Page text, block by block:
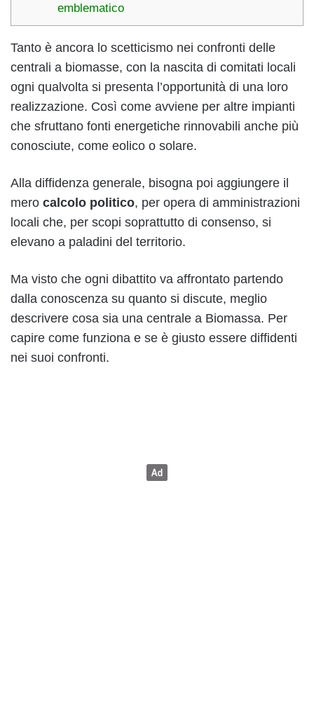
emblematico
Tanto è ancora lo scetticismo nei confronti delle
centrali a biomasse, con la nascita di comitati locali
ogni qualvolta si presenta l’opportunità di una loro
realizzazione. Così come avviene per altre impianti
che sfruttano fonti energetiche rinnovabili anche più
conosciute, come eolico o solare.
Alla diffidenza generale, bisogna poi aggiungere il
mero calcolo politico, per opera di amministrazioni
locali che, per scopi soprattutto di consenso, si
elevano a paladini del territorio.
Ma visto che ogni dibattito va affrontato partendo
dalla conoscenza su quanto si discute, meglio
descrivere cosa sia una centrale a Biomassa. Per
capire come funziona e se è giusto essere diffidenti
nei suoi confronti.